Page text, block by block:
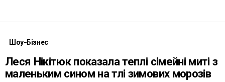
Шоу-Бізнес
Леся Нікітюк показала теплі сімейні миті з
маленьким сином на тлі зимових морозів